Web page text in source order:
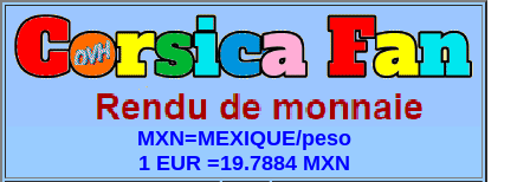
MXN=MEXIQUE/peso
1 EUR =19.7884 MXN